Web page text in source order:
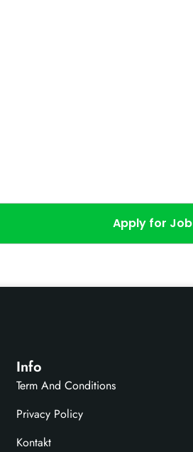
Apply for Job
Info
Term And Conditions
Privacy Policy
Kontakt